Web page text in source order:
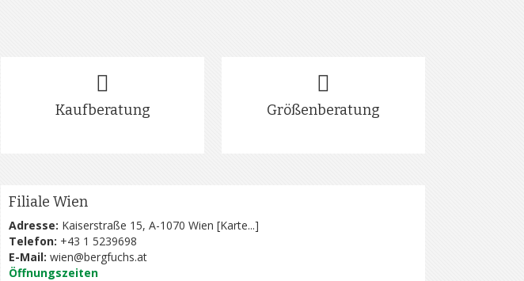
Kaufberatung Größenberatung
Filiale Wien
Adresse: Kaiserstraße 15, A-1070 Wien [Karte...]
Telefon: +43 1 5239698
E-Mail: wien@bergfuchs.at
Öffnungszeiten